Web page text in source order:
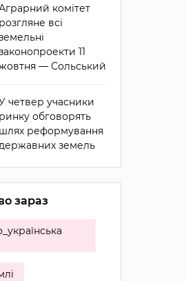
комітет
розгляне всі
11
— Сольський
четвер учасники
ринку обговорять
шлях реформування
земель
зараз